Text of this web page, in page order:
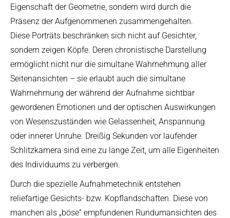
Eigenschaft der Geometrie, sondern wird durch die
Präsenz der Aufgenommenen zusammengehalten.
Diese Porträts beschränken sich nicht auf Gesichter,
sondern zeigen Köpfe. Deren chronistische Darstellung
ermöglicht nicht nur die simultane Wahrnehmung aller
Seitenansichten – sie erlaubt auch die simultane
Wahrnehmung der während der Aufnahme sichtbar
gewordenen Emotionen und der optischen Auswirkungen
von Wesenszuständen wie Gelassenheit, Anspannung
oder innerer Unruhe. Dreißig Sekunden vor laufender
Schlitzkamera sind eine zu lange Zeit, um alle Eigenheiten
des Individuums zu verbergen.
Durch die spezielle Aufnahmetechnik entstehen
reliefartige Gesichts- bzw. Kopflandschaften. Diese von
manchen als „böse“ empfundenen Rundumansichten des